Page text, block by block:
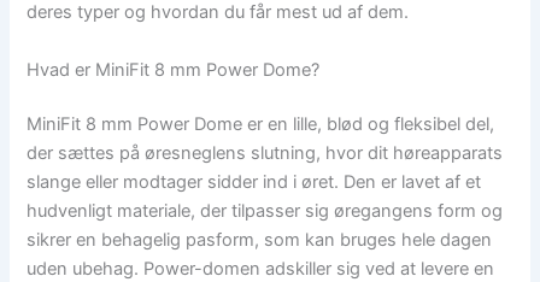
deres typer og hvordan du får mest ud af dem.
Hvad er MiniFit 8 mm Power Dome?
MiniFit 8 mm Power Dome er en lille, blød og fleksibel del,
der sættes på øresneglens slutning, hvor dit høreapparats
slange eller modtager sidder ind i øret. Den er lavet af et
hudvenligt materiale, der tilpasser sig øregangens form og
sikrer en behagelig pasform, som kan bruges hele dagen
uden ubehag. Power-domen adskiller sig ved at levere en